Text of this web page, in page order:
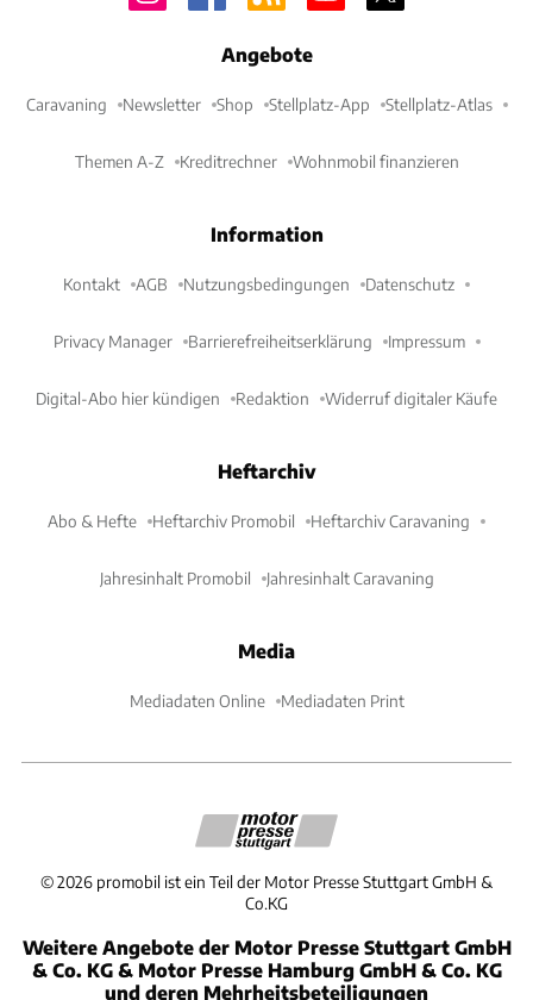
Angebote
Caravaning Newsletter Shop Stellplatz-App Stellplatz-Atlas
Themen A-Z Kreditrechner Wohnmobil finanzieren
Information
Kontakt AGB Nutzungsbedingungen Datenschutz
Privacy Manager Barrierefreiheitserklärung Impressum
Digital-Abo hier kündigen Redaktion Widerruf digitaler Käufe
Heftarchiv
Abo & Hefte Heftarchiv Promobil Heftarchiv Caravaning
Jahresinhalt Promobil Jahresinhalt Caravaning
Media
Mediadaten Online Mediadaten Print
©2026 promobil ist ein Teil der Motor Presse Stuttgart GmbH &
Co.KG
Weitere Angebote der Motor Presse Stuttgart GmbH
& Co. KG & Motor Presse Hamburg GmbH & Co. KG
und deren Mehrheitsbeteiligungen